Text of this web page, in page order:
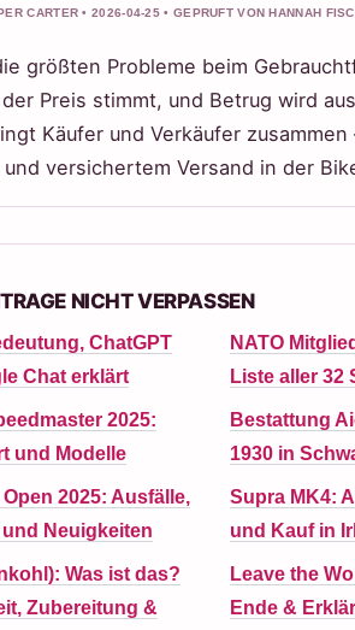
CARTER • 2026-04-25 • GEPRUFT VON HANNAH
größten Probleme beim
Preis stimmt, und Betrug wird
Käufer und Verkäufer
versichertem Versand in der
NICHT VERPASSEN
ChatGPT
Chat erklärt
NATO
Liste aller 32
2025:
und Modelle
Bestattung
1930 in
2025: Ausfälle,
Neuigkeiten
Supra MK4:
und Kauf in
Was ist das?
Zubereitung &
Leave the
Ende &